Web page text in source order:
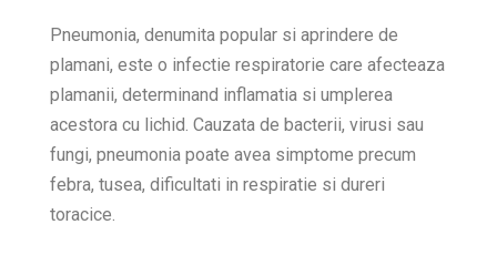
Pneumonia, denumita popular si aprindere de
plamani, este o infectie respiratorie care afecteaza
plamanii, determinand inflamatia si umplerea
acestora cu lichid. Cauzata de bacterii, virusi sau
fungi, pneumonia poate avea simptome precum
febra, tusea, dificultati in respiratie si dureri
toracice.